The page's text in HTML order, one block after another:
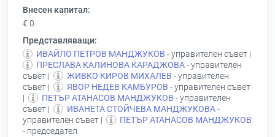
Внесен капитал:
€ 0
Представляващи:
ИВАЙЛО ПЕТРОВ МАНДЖУКОВ - управителен съвет |
ПРЕСЛАВА КАЛИНОВА КАРАДЖОВА- управителен
съвет |
ЖИВКО КИРОВ МИХАЛЕВ - управителен
съвет |
ЯВОР НЕДЕВ КАМБУРОВ - управителен съвет
|
ПЕТЪР АТАНАСОВ МАНДЖУКОВ - управителен
съвет |
ИВАНЕТА СТОЙЧЕВА МАНДЖУКОВА-
управителен съвет |
ПЕТЪР АТАНАСОВ МАНДЖУКОВ
- председател